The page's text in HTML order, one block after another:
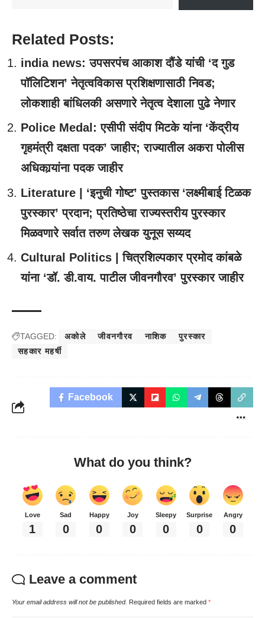
Related Posts:
india news: उपसरपंच आकाश दौंडे यांची ‘द गुड
पॉलिटिशन’ नेतृत्वविकास प्रशिक्षणासाठी निवड;
लोकशाही बांधिलकी असणारे नेतृत्व देशाला पुढे नेणार
Police Medal: एसीपी संदीप मिटके यांना ‘केंद्रीय
गृहमंत्री दक्षता पदक’ जाहीर; राज्यातील अकरा पोलीस
अधिकार्‍यांना पदक जाहीर
Literature | ‘इनुची गोष्ट’ पुस्तकास ‘लक्ष्मीबाई टिळक
पुरस्कार’ प्रदान; प्रतिष्ठेचा राज्यस्तरीय पुरस्कार
मिळवणारे सर्वात तरुण लेखक युनूस सय्यद
Cultural Politics | चित्रशिल्पकार प्रमोद कांबळे
यांना ‘डॉ. डी.वाय. पाटील जीवनगौरव’ पुरस्कार जाहीर
TAGGED: अकोले जीवनगौरव नाशिक
पुरस्कार
सहकार महर्षी
Facebook
What do you think?
Love
1
Sad
0
Happy
0
Joy
0
Sleepy
0
Surprise
0
Angry
0
Leave a comment
Your email address will not be published. Required fields are marked *